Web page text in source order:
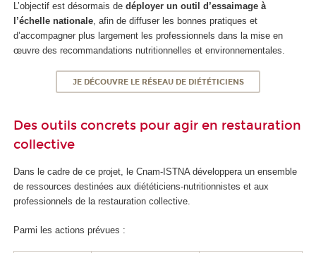
L’objectif est désormais de déployer un outil d’essaimage à
l’échelle nationale, afin de diffuser les bonnes pratiques et
d’accompagner plus largement les professionnels dans la mise en
œuvre des recommandations nutritionnelles et environnementales.
JE DÉCOUVRE LE RÉSEAU DE DIÉTÉTICIENS
Des outils concrets pour agir en restauration
collective
Dans le cadre de ce projet, le Cnam-ISTNA développera un ensemble
de ressources destinées aux diététiciens-nutritionnistes et aux
professionnels de la restauration collective.
Parmi les actions prévues :